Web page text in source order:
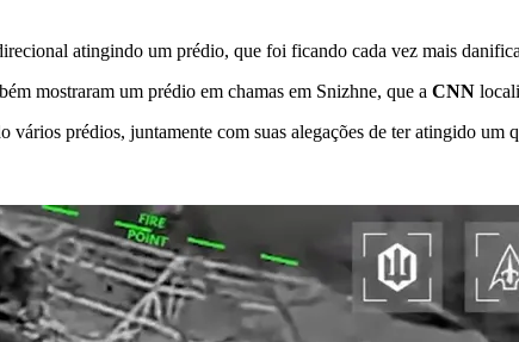
atingindo um prédio, que foi ficando cada vez mais
mostraram um prédio em chamas em Snizhne, que a CNN
prédios, juntamente com suas alegações de ter atingido um